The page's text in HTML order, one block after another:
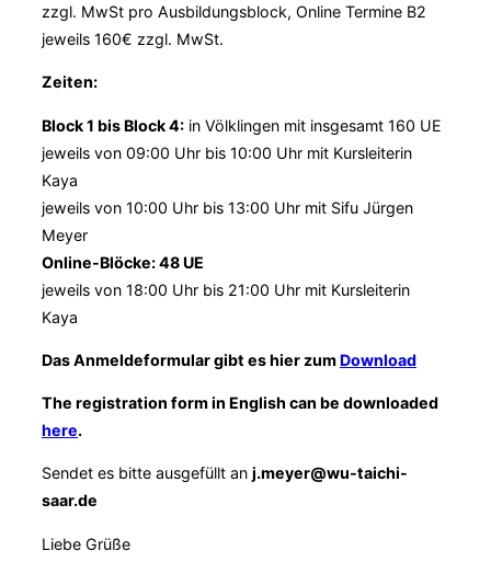
zzgl. MwSt pro Ausbildungsblock, Online Termine B2
jeweils 160€ zzgl. MwSt.
Zeiten:
Block 1 bis Block 4: in Völklingen mit insgesamt 160 UE
jeweils von 09:00 Uhr bis 10:00 Uhr mit Kursleiterin
Kaya
jeweils von 10:00 Uhr bis 13:00 Uhr mit Sifu Jürgen
Meyer
Online-Blöcke: 48 UE
jeweils von 18:00 Uhr bis 21:00 Uhr mit Kursleiterin
Kaya
Das Anmeldeformular gibt es hier zumDownload
The registration form in English can be downloaded
here.
Sendet es bitte ausgefüllt an j.meyer@wu-taichi-
saar.de
Liebe Grüße